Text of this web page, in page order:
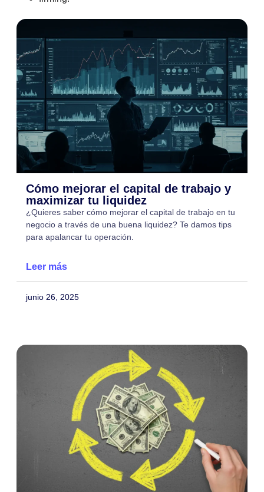
Cómo mejorar el capital de trabajo y
maximizar tu liquidez
¿Quieres saber cómo mejorar el capital de trabajo en tu
negocio a través de una buena liquidez? Te damos tips
para apalancar tu operación.
Leer más
junio 26, 2025